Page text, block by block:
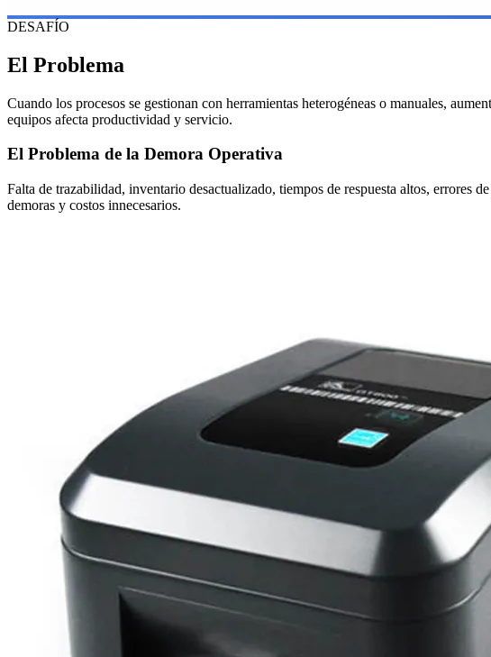
DESAFÍO
El Problema
Cuando los procesos se gestionan con herramientas heterogéneas o manuales,
equipos afecta productividad y servicio.
El Problema de la Demora Operativa
Falta de trazabilidad, inventario desactualizado, tiempos de respuesta altos, errores
demoras y costos innecesarios.